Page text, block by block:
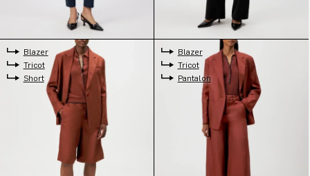
Blazer
Tricot
Short
Blazer
Tricot
Pantalon